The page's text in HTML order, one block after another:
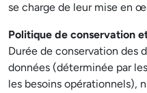
se charge de leur mise en
Politique de conservation
Durée de conservation des
données (déterminée par
les besoins opérationnels),